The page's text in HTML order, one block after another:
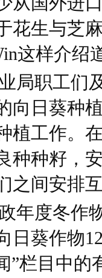
花生与芝
这样介绍
局职工们
向日葵种
植工作。
种种籽，
之间安排
年度冬作
日葵作物
”栏目中